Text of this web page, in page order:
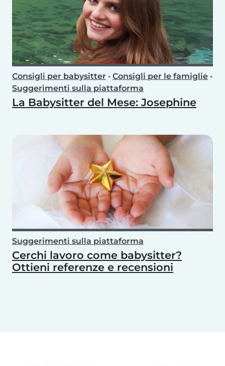
Consigli per babysitter • Consigli per le famiglie •
Suggerimenti sulla piattaforma
La Babysitter del Mese: Josephine
Suggerimenti sulla piattaforma
Cerchi lavoro come babysitter?
Ottieni referenze e recensioni